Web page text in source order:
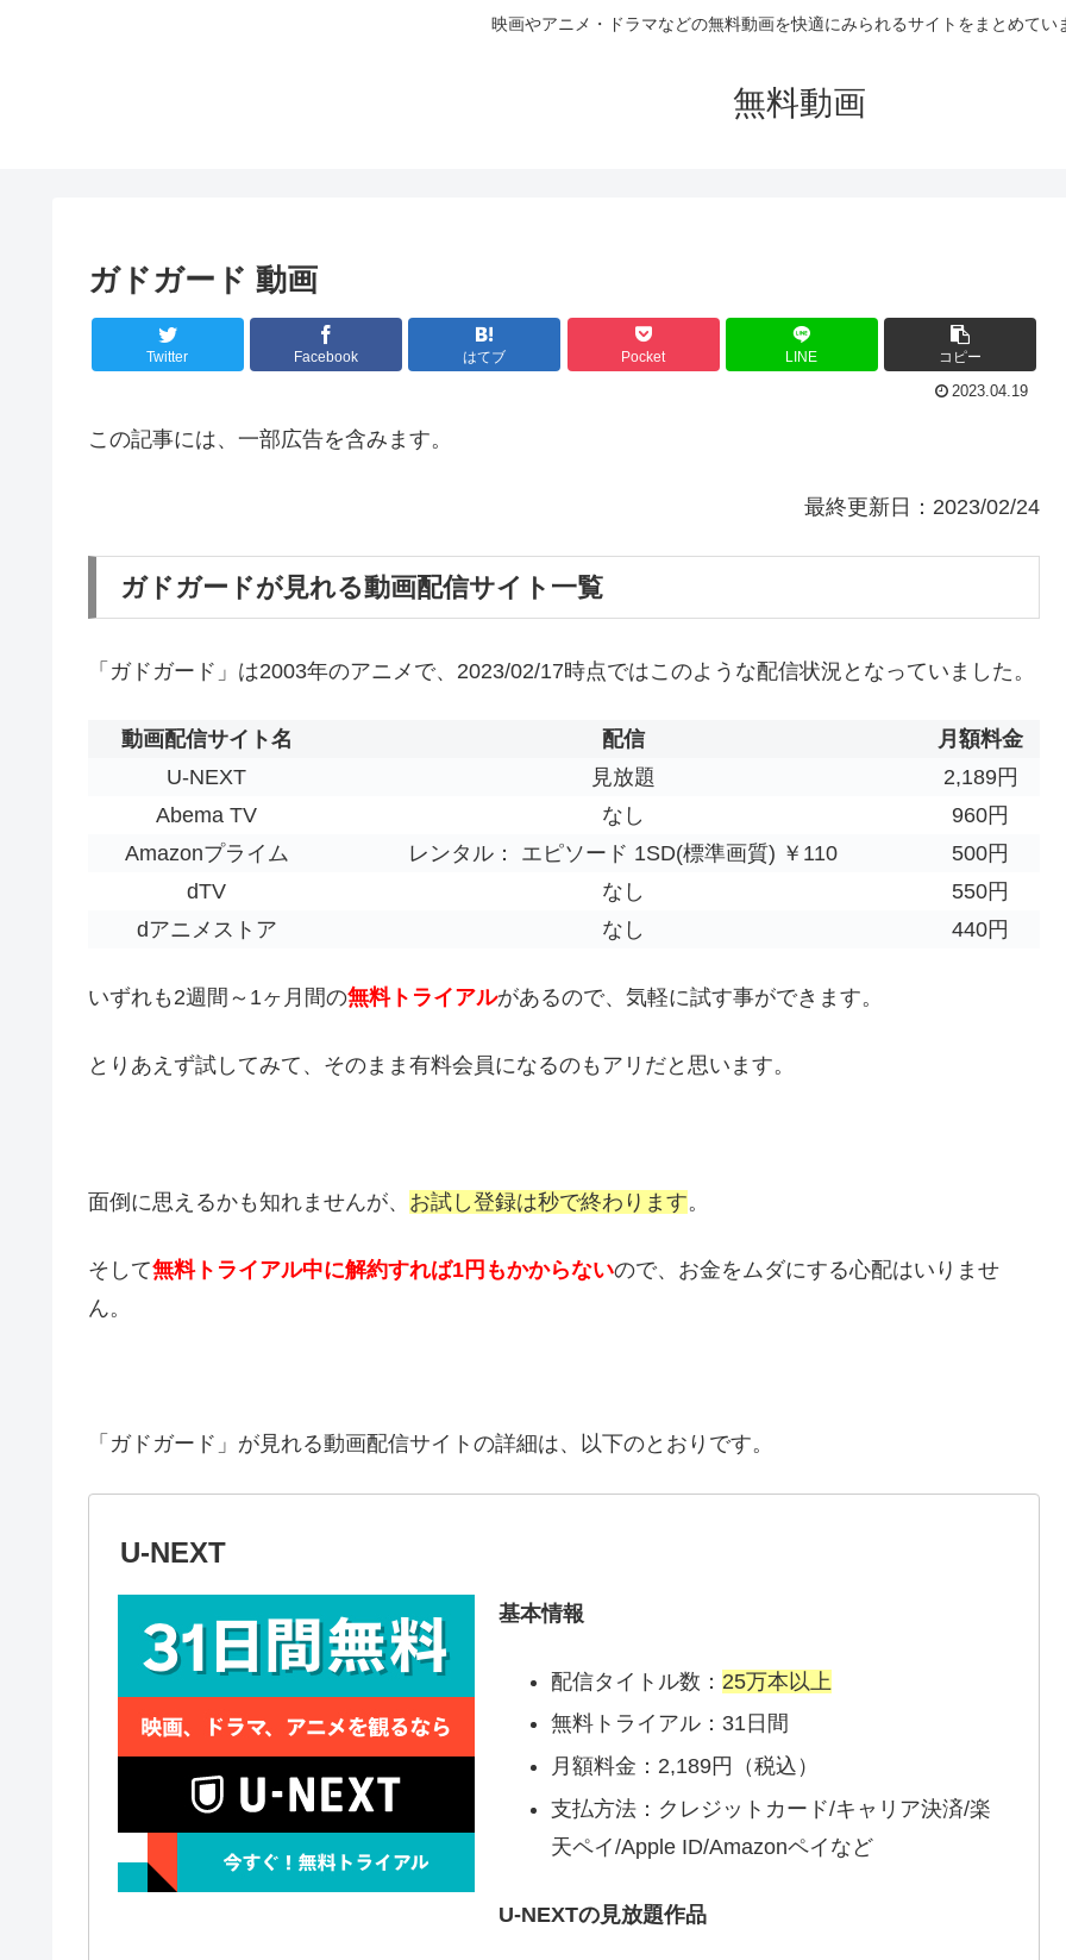
映画やアニメ・ドラマなどの無料動画を快適にみられるサイトをまとめてい
無料動画
ガドガード 動画
Twitter Facebook はてブ Pocket LINE コピー
2023.04.19
この記事には、一部広告を含みます。
最終更新日：2023/02/24
ガドガードが見れる動画配信サイト一覧
「ガドガード」は2003年のアニメで、2023/02/17時点ではこのような配信状況となっていました。
動画配信サイト名 配信
月額料金
U-NEXT
見放題
2,189円
Abema TV
なし
960円
Amazonプライム
レンタル： エピソード 1SD(標準画質) ￥110
500円
dTV
なし
550円
dアニメストア
なし 440円
いずれも2週間～1ヶ月間の無料トライアルがあるので、気軽に試す事ができます。
とりあえず試してみて、そのまま有料会員になるのもアリだと思います。
面倒に思えるかも知れませんが、 お試し登録は秒で終わります。
そして無料トライアル中に解約すれば1円もかからないので、お金をムダにする心配はいりませ
ん。
「ガドガード」が見れる動画配信サイトの詳細は、以下のとおりです。
U-NEXT
基本情報
配信タイトル数： 25万本以上
無料トライアル：31日間
月額料金：2,189円（税込）
支払方法：クレジットカード/キャリア決済/楽
天ペイ/Apple ID/Amazonペイなど
U-NEXTの見放題作品